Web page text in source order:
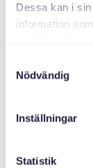
Dessa kan i
information
Nödvändig
Inställningar
Statistik